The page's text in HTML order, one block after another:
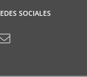
SOCIALES